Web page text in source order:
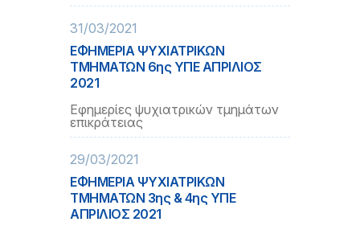
31/03/2021
ΕΦΗΜΕΡΙΑ ΨΥΧΙΑΤΡΙΚΩΝ
ΤΜΗΜΑΤΩΝ 6ης ΥΠΕ ΑΠΡΙΛΙΟΣ
2021
Εφημερίες ψυχιατρικών τμημάτων
επικράτειας
29/03/2021
ΕΦΗΜΕΡΙΑ ΨΥΧΙΑΤΡΙΚΩΝ
ΤΜΗΜΑΤΩΝ 3ης & 4ης ΥΠΕ
ΑΠΡΙΛΙΟΣ 2021